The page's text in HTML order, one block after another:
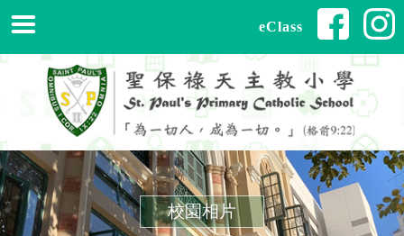
eClass
校園相片